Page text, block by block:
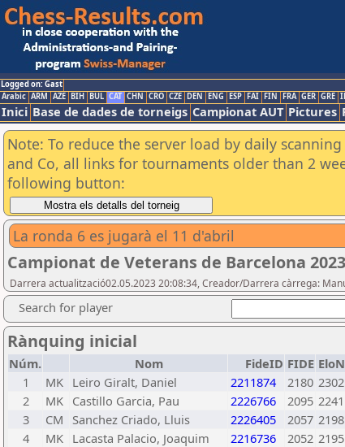
Logged on: Gast
Arabic ARM AZE BIH BUL CAT CHN CRO CZE DEN ENG ESP FAI FIN FRA GER GRE
Inici Base de dades de torneigs Campionat AUT Pictures
Note: To reduce the server load by daily
and Co, all links for tournaments older than 2
following button:
La ronda 6 es jugarà el 11 d'abril
Campionat de Veterans de Barcelona 2023
Darrera actualització02.05.2023 20:08:34, Creador/Darrera càrrega:
Search for player
Rànquing inicial
Núm. Nom FideID FIDE EloN
1
MK Leiro Giralt, Daniel 2211874 2180 2302
2
MK Castillo Garcia, Pau 2226766 2095 2241
3
CM Sanchez Criado, Lluis 2226405 2057 2198
4
MK Lacasta Palacio, Joaquim 2216736 2052 2195